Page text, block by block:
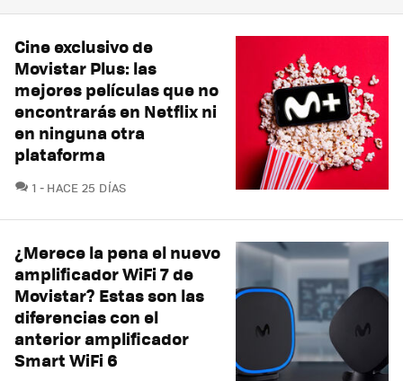
Cine exclusivo de
Movistar Plus: las
mejores películas que no
encontrarás en Netflix ni
en ninguna otra
plataforma
1 COMENTARIOS
HACE 25 DÍAS
¿Merece la pena el nuevo
amplificador WiFi 7 de
Movistar? Estas son las
diferencias con el
anterior amplificador
Smart WiFi 6